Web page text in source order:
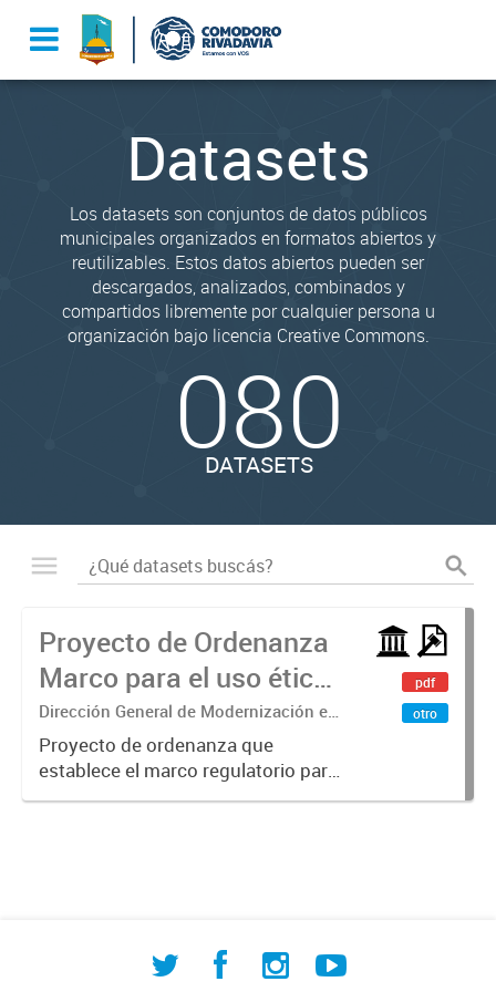
Datasets
Los datasets son conjuntos de datos públicos
municipales organizados en formatos abiertos y
reutilizables. Estos datos abiertos pueden ser
descargados, analizados, combinados y
compartidos libremente por cualquier persona u
organización bajo licencia Creative Commons.
080
DATASETS
Proyecto de Ordenanza
Marco para el uso ético
de la IA
Dirección General de Modernización e
Investigación Territorial
Proyecto de ordenanza que
establece el marco regulatorio para
el uso ético, transparente y
pdf
otro